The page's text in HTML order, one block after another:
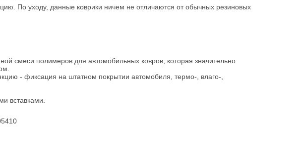
По уходу, данные коврики ничем не отличаются от обычных резиновых
смеси полимеров для автомобильных ковров, которая значительно
- фиксация на штатном покрытии автомобиля, термо-, влаго-,
вставками.